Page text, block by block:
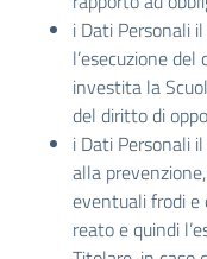
i Dati Personali
l’esecuzione
investita la
del diritto di
i Dati Personali
alla
eventuali frodi
reato e quindi